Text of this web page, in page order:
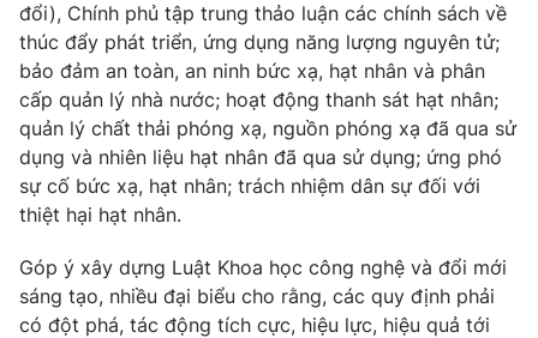
Video Shorts video
VTV Money VTV Thể thao
VTV Sức khoẻ Bất động sản
VTV4 Vươn mình bằng AI
đổi), Chính phủ tập trung thảo luận các chính sách về
thúc đẩy phát triển, ứng dụng năng lượng nguyên tử;
bảo đảm an toàn, an ninh bức xạ, hạt nhân và phân
cấp quản lý nhà nước; hoạt động thanh sát hạt nhân;
quản lý chất thải phóng xạ, nguồn phóng xạ đã qua sử
dụng và nhiên liệu hạt nhân đã qua sử dụng; ứng phó
sự cố bức xạ, hạt nhân; trách nhiệm dân sự đối với
thiệt hại hạt nhân.
Góp ý xây dựng Luật Khoa học công nghệ và đổi mới
sáng tạo, nhiều đại biểu cho rằng, các quy định phải
có đột phá, tác động tích cực, hiệu lực, hiệu quả tới